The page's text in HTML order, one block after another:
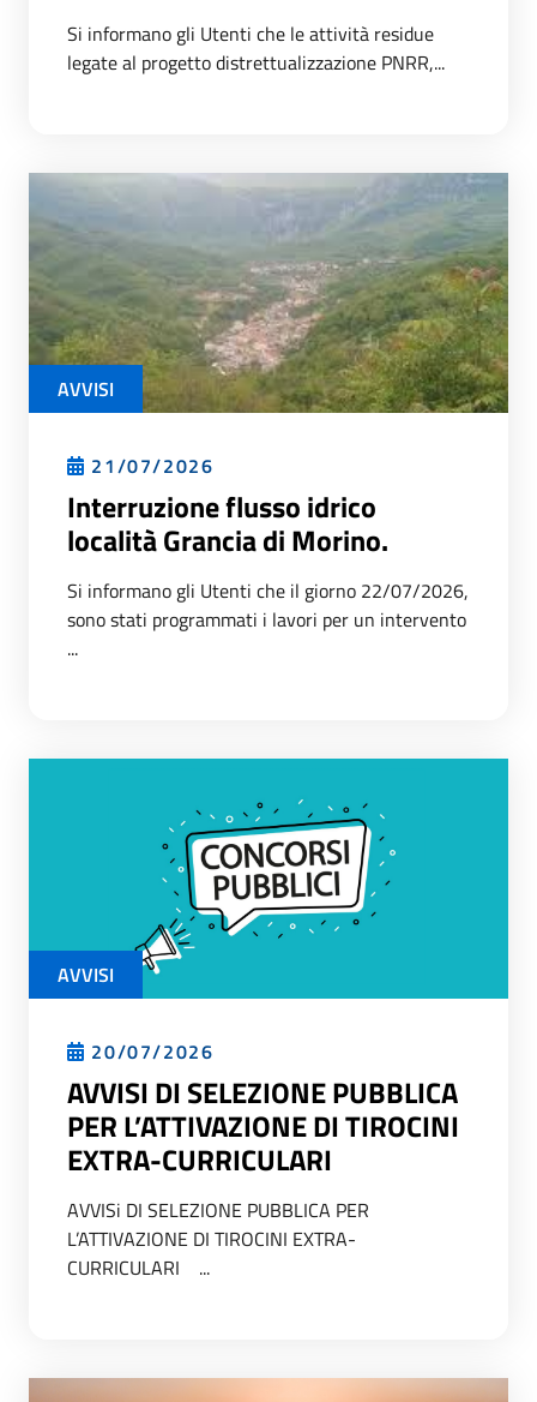
Si informano gli Utenti che le attività residue
legate al progetto distrettualizzazione PNRR,...
AVVISI
21/07/2026
Interruzione flusso idrico
località Grancia di Morino.
Si informano gli Utenti che il giorno 22/07/2026,
sono stati programmati i lavori per un intervento
...
AVVISI
20/07/2026
AVVISI DI SELEZIONE PUBBLICA
PER L’ATTIVAZIONE DI TIROCINI
EXTRA-CURRICULARI
AVVISi DI SELEZIONE PUBBLICA PER
L’ATTIVAZIONE DI TIROCINI EXTRA-
CURRICULARI ...